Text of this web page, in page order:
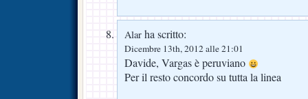
Alar ha scritto:
Dicembre 13th, 2012 alle 21:01
Davide, Vargas è peruviano
Per il resto concordo su tutta la linea